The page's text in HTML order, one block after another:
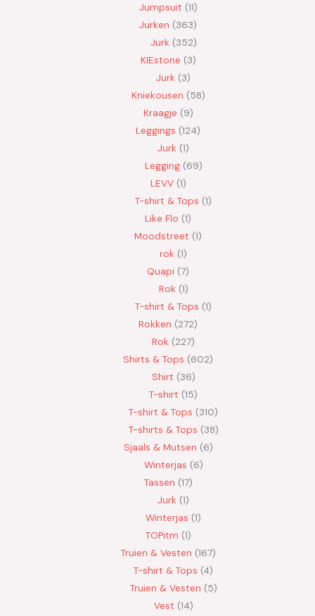
Jumpsuit 11
Jurken 363
Jurk 352
KIEstone 3
Jurk 3
Kniekousen 58
Kraagje 9
Leggings 124
Jurk 1
Legging 69
LEVV 1
T-shirt & Tops 1
Like Flo 1
Moodstreet 1
rok 1
Quapi 7
Rok 1
T-shirt & Tops 1
Rokken 272
Rok 227
Shirts & Tops 602
Shirt 36
T-shirt 15
T-shirt & Tops 310
T-shirts & Tops 38
Sjaals & Mutsen 6
Winterjas 6
Tassen 17
Jurk 1
Winterjas 1
TOPitm 1
Truien & Vesten 167
T-shirt & Tops 4
Truien & Vesten 5
Vest 14